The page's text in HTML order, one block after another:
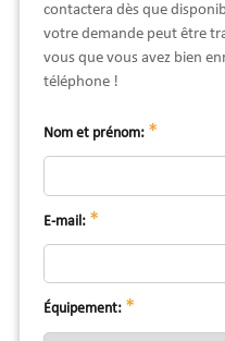
contactera dès que
votre demande peut être
vous que vous avez bien
téléphone !
Nom et prénom: *
E-mail: *
Équipement: *